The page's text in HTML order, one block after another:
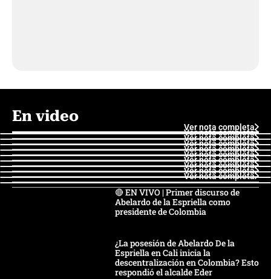
En video
Ver nota completa
Ver nota completa
Ver nota completa
Ver nota completa
Ver nota completa
Ver nota completa
Ver nota completa
Ver nota completa
Ver nota completa
Ver nota completa
🔴 EN VIVO | Primer discurso de
Abelardo de la Espriella como
presidente de Colombia
¿La posesión de Abelardo De la
Espriella en Cali inicia la
descentralización en Colombia? Esto
respondió el alcalde Eder